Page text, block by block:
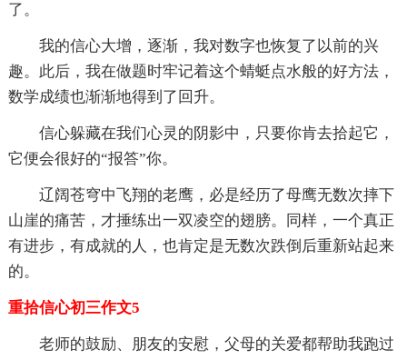
了。
我的信心大增，逐渐，我对数字也恢复了以前的兴
趣。此后，我在做题时牢记着这个蜻蜓点水般的好方法，
数学成绩也渐渐地得到了回升。
信心躲藏在我们心灵的阴影中，只要你肯去拾起它，
它便会很好的“报答”你。
辽阔苍穹中飞翔的老鹰，必是经历了母鹰无数次摔下
山崖的痛苦，才捶练出一双凌空的翅膀。同样，一个真正
有进步，有成就的人，也肯定是无数次跌倒后重新站起来
的。
重拾信心初三作文5
老师的鼓励、朋友的安慰，父母的关爱都帮助我跑过